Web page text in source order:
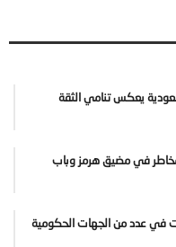
يعكس تنامي الثقة
في مضيق هرمز وباب
في عدد من الجهات الحكومية